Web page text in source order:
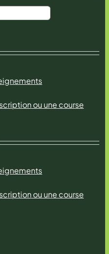
ou une course
ou une course